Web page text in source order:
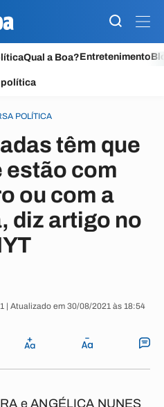
Qual a Boa?Entretenimento
política
POLÍTICA
têm que
estão com
ou com a
diz artigo no
| Atualizado em 30/08/2021 às 18:54
e ANGÉLICA NUNES